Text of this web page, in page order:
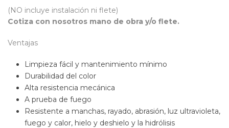
(NO incluye instalación ni flete)
Cotiza con nosotros mano de obra y/o flete.
Ventajas
Limpieza fácil y mantenimiento mínimo
Durabilidad del color
Alta resistencia mecánica
A prueba de fuego
Resistente a manchas, rayado, abrasión, luz ultravioleta,
fuego y calor, hielo y deshielo y la hidrólisis